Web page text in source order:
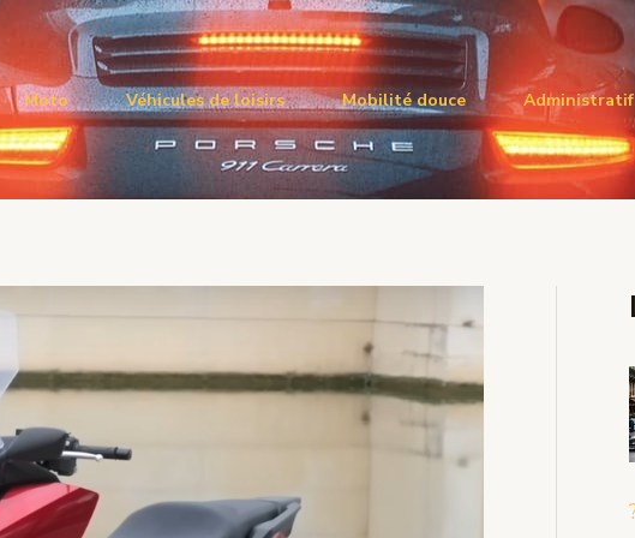
Moto Véhicules de loisirs Mobilité douce Administratif